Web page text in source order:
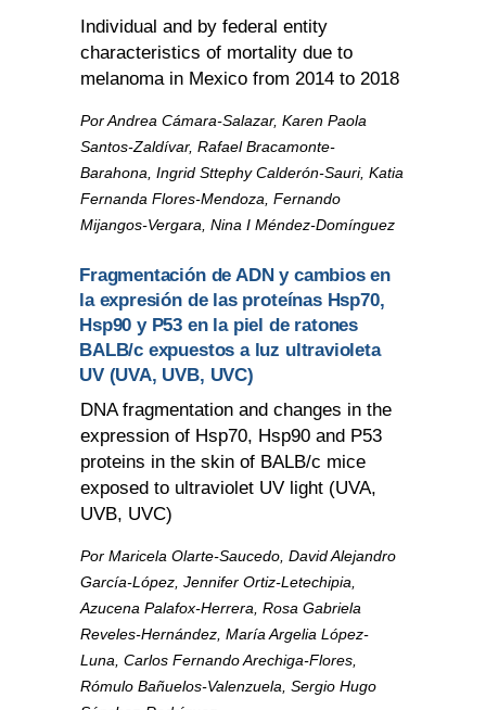
Individual and by federal entity
characteristics of mortality due to
melanoma in Mexico from 2014 to 2018
Por Andrea Cámara-Salazar, Karen Paola
Santos-Zaldívar, Rafael Bracamonte-
Barahona, Ingrid Sttephy Calderón-Sauri, Katia
Fernanda Flores-Mendoza, Fernando
Mijangos-Vergara, Nina I Méndez-Domínguez
Fragmentación de ADN y cambios en
la expresión de las proteínas Hsp70,
Hsp90 y P53 en la piel de ratones
BALB/c expuestos a luz ultravioleta
UV (UVA, UVB, UVC)
DNA fragmentation and changes in the
expression of Hsp70, Hsp90 and P53
proteins in the skin of BALB/c mice
exposed to ultraviolet UV light (UVA,
UVB, UVC)
Por Maricela Olarte-Saucedo, David Alejandro
García-López, Jennifer Ortiz-Letechipia,
Azucena Palafox-Herrera, Rosa Gabriela
Reveles-Hernández, María Argelia López-
Luna, Carlos Fernando Arechiga-Flores,
Rómulo Bañuelos-Valenzuela, Sergio Hugo